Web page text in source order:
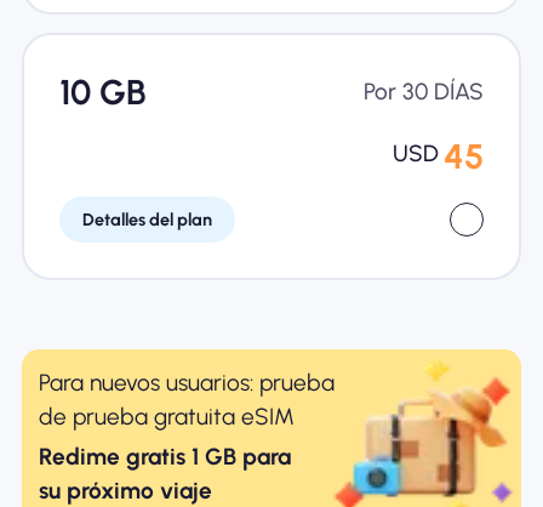
10 GB Por 30 DÍAS
USD 45
Detalles del plan
Para nuevos usuarios: prueba
de prueba gratuita eSIM
Redime gratis 1 GB para
su próximo viaje